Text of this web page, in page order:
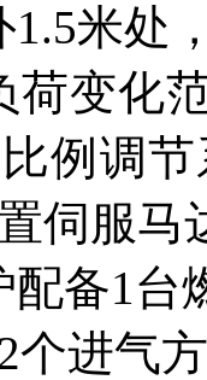
1.5米处
荷变化
例调
伺服马
配备1台
个进气